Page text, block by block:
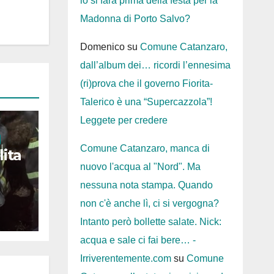
Madonna di Porto Salvo?
Domenicosu Comune Catanzaro,
dall’album dei… ricordi l’ennesima
(ri)prova che il governo Fiorita-
Talerico è una “Supercazzola”!
Leggete per credere
Comune Catanzaro, manca di
nuovo l'acqua al "Nord". Ma
nessuna nota stampa. Quando
non c'è anche lì, ci si vergogna?
Intanto però bollette salate. Nick:
acqua e sale ci fai bere… -
Irriverentemente.comsu Comune